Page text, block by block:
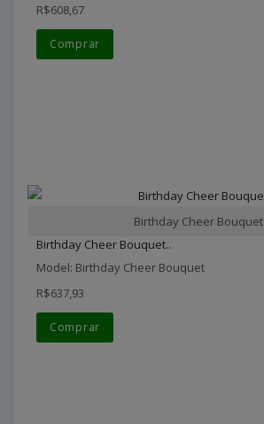
R$608,67
Comprar
Birthday Cheer Bouquet
Birthday Cheer Bouquet..
Model: Birthday Cheer Bouquet
R$637,93
Comprar